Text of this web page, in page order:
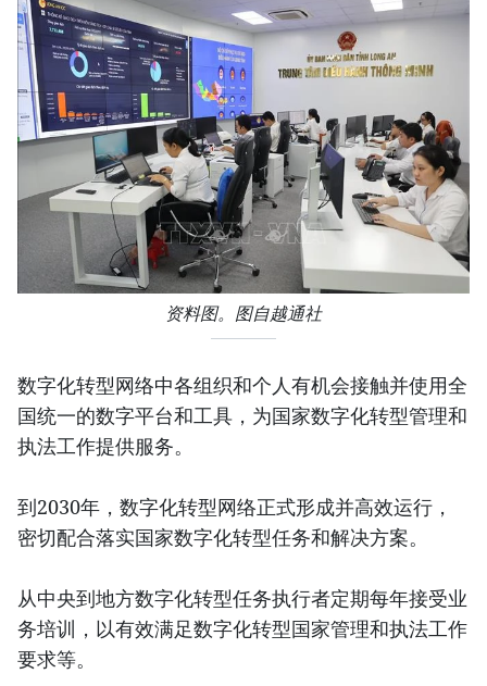
资料图。图自越通社
数字化转型网络中各组织和个人有机会接触并使用全
国统一的数字平台和工具，为国家数字化转型管理和
执法工作提供服务。
到2030年，数字化转型网络正式形成并高效运行，
密切配合落实国家数字化转型任务和解决方案。
从中央到地方数字化转型任务执行者定期每年接受业
务培训，以有效满足数字化转型国家管理和执法工作
要求等。